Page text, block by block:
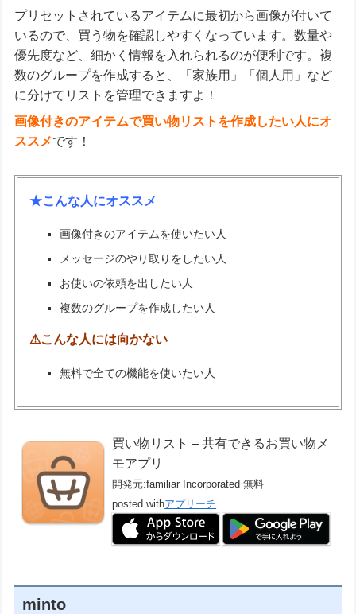
プリセットされているアイテムに最初から画像が付いて
いるので、買う物を確認しやすくなっています。数量や
優先度など、細かく情報を入れられるのが便利です。複
数のグループを作成すると、「家族用」「個人用」など
に分けてリストを管理できますよ！
画像付きのアイテムで買い物リストを作成したい人にオ
ススメです！
★こんな人にオススメ
画像付きのアイテムを使いたい人
メッセージのやり取りをしたい人
お使いの依頼を出したい人
複数のグループを作成したい人
⚠こんな人には向かない
無料で全ての機能を使いたい人
買い物リスト – 共有できるお買い物メ
モアプリ
開発元:familiar Incorporated 無料
posted withアプリーチ
minto